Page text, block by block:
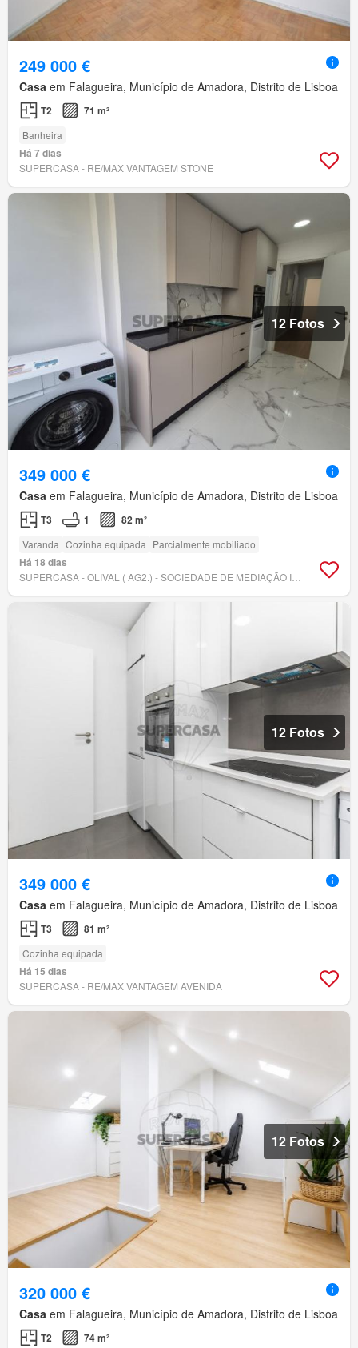
249 000 €
Casa em Falagueira, Município de Amadora, Distrito de Lisboa
T2 71 m²
Banheira
Há 7 dias
SUPERCASA - RE/MAX VANTAGEM STONE
12 Fotos
349 000 €
Casa em Falagueira, Município de Amadora, Distrito de Lisboa
T3 1 82 m²
Varanda Cozinha equipada Parcialmente mobiliado
Há 18 dias
12 Fotos
349 000 €
Casa em Falagueira, Município de Amadora, Distrito de Lisboa
T3 81 m²
Cozinha equipada
Há 15 dias
SUPERCASA - RE/MAX VANTAGEM AVENIDA
12 Fotos
320 000 €
Casa em Falagueira, Município de Amadora, Distrito de Lisboa
T2 74 m²